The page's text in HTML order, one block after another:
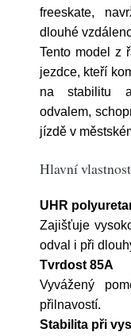
freeskate,
dlouhé
Tento model z
jezdce, kteří
na stabilitu
odvalem,
jízdě v
Hlavní
UHR
Zajišťuje
odval i při
Tvrdost 85A
Vyvážený
přilnavostí.
Stabilita při